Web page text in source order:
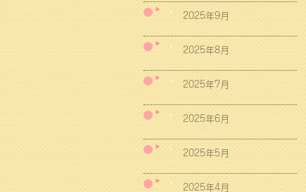
2025年9月
2025年8月
2025年7月
2025年6月
2025年5月
2025年4月